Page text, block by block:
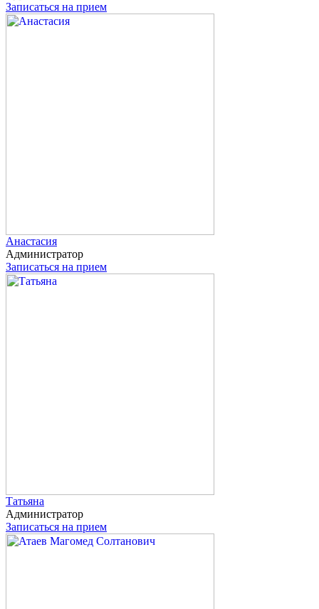
Записаться на прием
Анастасия
Администратор
Записаться на прием
Татьяна
Администратор
Записаться на прием